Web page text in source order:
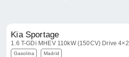
Kia Sportage
1.6 T-GDi MHEV 110kW (150CV) Drive 4×2
Gasolina Madrid